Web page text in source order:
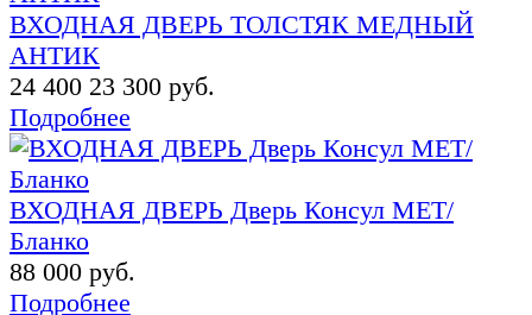
ВХОДНАЯ ДВЕРЬ ТОЛСТЯК МЕДНЫЙ
АНТИК
24 400 23 300 руб.
Подробнее
ВХОДНАЯ ДВЕРЬ Дверь Консул МЕТ/
Бланко
88 000 руб.
Подробнее